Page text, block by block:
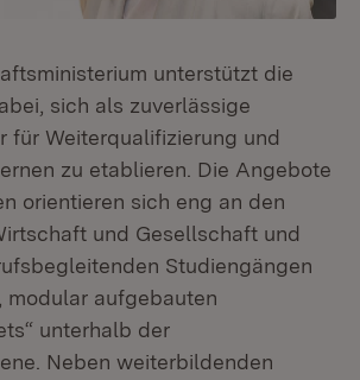
unterstützt die
sich als zuverlässige
für Weiterqualifizierung und
zu etablieren. Die Angebote
orientieren sich eng an den
und Gesellschaft und
Studiengängen
modular aufgebauten
unterhalb der
Neben weiterbildenden